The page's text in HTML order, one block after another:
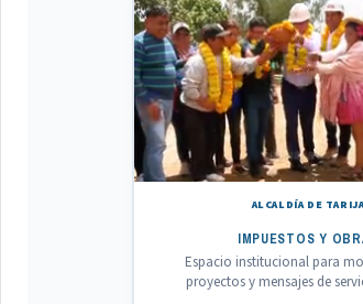
ALCALDÍA DE
IMPUESTOS Y
Espacio institucional para
proyectos y mensajes de